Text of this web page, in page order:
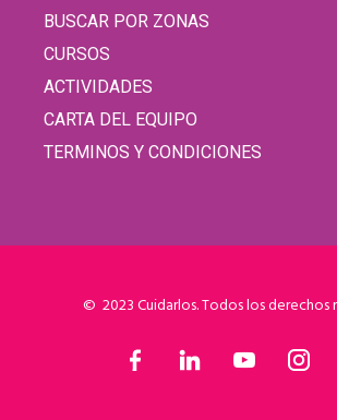
BUSCAR POR ZONAS
CURSOS
ACTIVIDADES
CARTA DEL EQUIPO
TERMINOS Y CONDICIONES
© 2023 Cuidarlos. Todos los derechos